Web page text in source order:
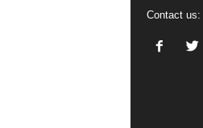
Contact us: